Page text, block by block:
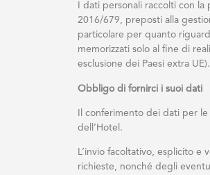
I dati personali raccolti con
2016/679, preposti alla
particolare per quanto
memorizzati solo al fine di
esclusione dei Paesi extra UE).
Obbligo di fornirci i suoi dati
Il conferimento dei dati per
dell’Hotel.
L’invio facoltativo, esplicito e
richieste, nonché degli